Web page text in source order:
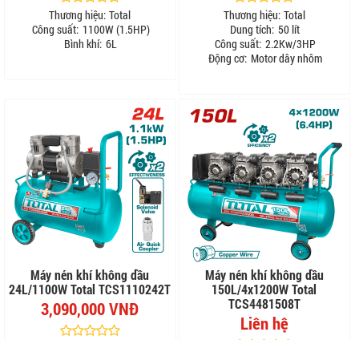
Thương hiệu: Total
Công suất: 1100W (1.5HP)
Bình khí: 6L
Thương hiệu: Total
Dung tích: 50 lít
Công suất: 2.2Kw/3HP
Động cơ: Motor dây nhôm
Máy nén khí không dầu
24L/1100W Total TCS1110242T
3,090,000 VNĐ
Máy nén khí không dầu
150L/4x1200W Total
TCS4481508T
Liên hệ